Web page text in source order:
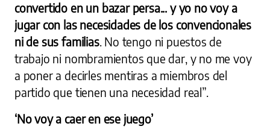
convertido en un bazar persa... y yo no voy a
jugar con las necesidades de los convencionales
ni de sus familias. No tengo ni puestos de
trabajo ni nombramientos que dar, y no me voy
a poner a decirles mentiras a miembros del
partido que tienen una necesidad real”.
‘No voy a caer en ese juego’